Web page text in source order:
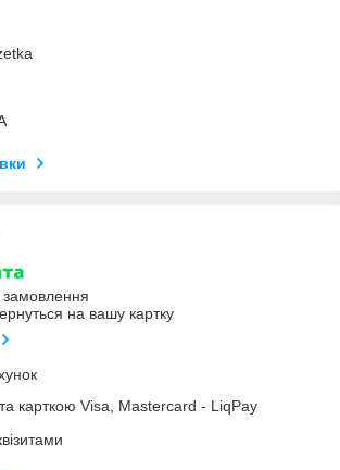
на вашу картку
карткою Visa, Mastercard - LiqPay